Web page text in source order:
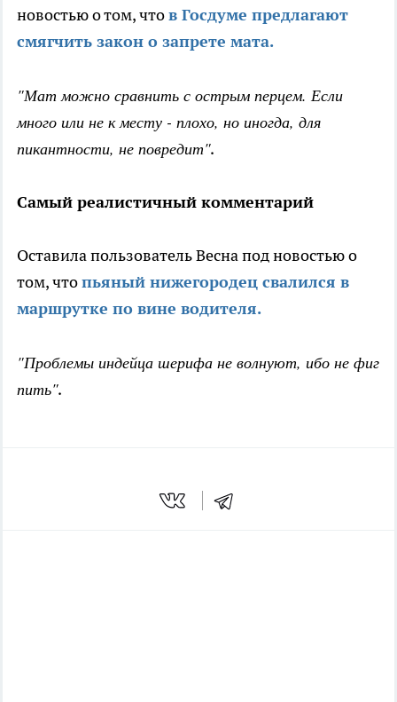
новостью о том, чтов Госдуме предлагают
смягчить закон о запрете мата.
"Мат можно сравнить с острым перцем. Если
много или не к месту - плохо, но иногда, для
пикантности, не повредит".
Самый реалистичный комментарий
Оставила пользователь Весна под новостью о
том, чтопьяный нижегородец свалился в
маршрутке по вине водителя.
"Проблемы индейца шерифа не волнуют, ибо не фиг
пить".